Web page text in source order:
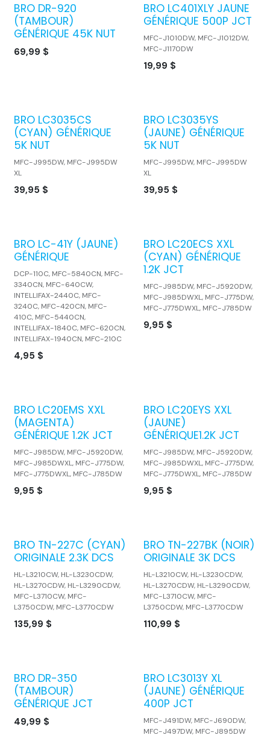
BRO DR-920
(TAMBOUR)
GÉNÉRIQUE 45K NUT
69,99 $
BRO LC401XLY JAUNE
GÉNÉRIQUE 500P JCT
MFC-J1010DW, MFC-J1012DW,
MFC-J1170DW
19,99 $
BRO LC3035CS
(CYAN) GÉNÉRIQUE
5K NUT
MFC-J995DW, MFC-J995DW
XL
39,95 $
BRO LC3035YS
(JAUNE) GÉNÉRIQUE
5K NUT
MFC-J995DW, MFC-J995DW
XL
39,95 $
BRO LC-41Y (JAUNE)
GÉNÉRIQUE
DCP-110C, MFC-5840CN, MFC-
3340CN, MFC-640CW,
INTELLIFAX-2440C, MFC-
3240C, MFC-420CN, MFC-
410C, MFC-5440CN,
INTELLIFAX-1840C, MFC-620CN,
INTELLIFAX-1940CN, MFC-210C
4,95 $
BRO LC20ECS XXL
(CYAN) GÉNÉRIQUE
1.2K JCT
MFC-J985DW, MFC-J5920DW,
MFC-J985DWXL, MFC-J775DW,
MFC-J775DWXL, MFC-J785DW
9,95 $
BRO LC20EMS XXL
(MAGENTA)
GÉNÉRIQUE 1.2K JCT
MFC-J985DW, MFC-J5920DW,
MFC-J985DWXL, MFC-J775DW,
MFC-J775DWXL, MFC-J785DW
9,95 $
BRO LC20EYS XXL
(JAUNE)
GÉNÉRIQUE1.2K JCT
MFC-J985DW, MFC-J5920DW,
MFC-J985DWXL, MFC-J775DW,
MFC-J775DWXL, MFC-J785DW
9,95 $
BRO TN-227C (CYAN)
ORIGINALE 2.3K DCS
HL-L3210CW, HL-L3230CDW,
HL-L3270CDW, HL-L3290CDW,
MFC-L3710CW, MFC-
L3750CDW, MFC-L3770CDW
135,99 $
BRO TN-227BK (NOIR)
ORIGINALE 3K DCS
HL-L3210CW, HL-L3230CDW,
HL-L3270CDW, HL-L3290CDW,
MFC-L3710CW, MFC-
L3750CDW, MFC-L3770CDW
110,99 $
BRO DR-350
(TAMBOUR)
GÉNÉRIQUE JCT
49,99 $
BRO LC3013Y XL
(JAUNE) GÉNÉRIQUE
400P JCT
MFC-J491DW, MFC-J690DW,
MFC-J497DW, MFC-J895DW